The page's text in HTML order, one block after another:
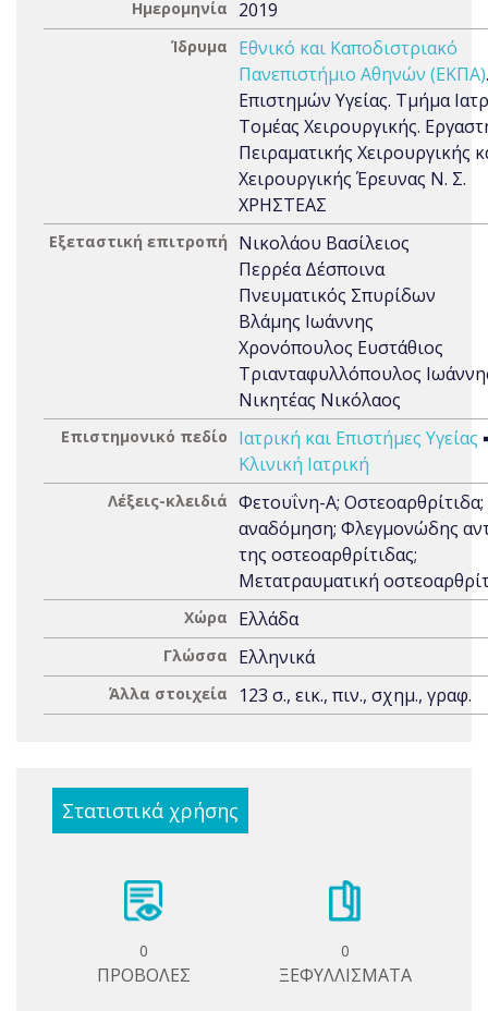
Ημερομηνία 2019
Ίδρυμα
Εθνικό και Καποδιστριακό
Πανεπιστήμιο Αθηνών (ΕΚΠΑ)
Επιστημών Υγείας. Τμήμα
Τομέας Χειρουργικής.
Πειραματικής Χειρουργικής
Χειρουργικής Έρευνας Ν. Σ.
ΧΡΗΣΤΕΑΣ
Εξεταστική επιτροπή
Νικολάου Βασίλειος
Περρέα Δέσποινα
Πνευματικός Σπυρίδων
Βλάμης Ιωάννης
Χρονόπουλος Ευστάθιος
Τριανταφυλλόπουλος
Νικητέας Νικόλαος
Επιστημονικό πεδίο Ιατρική και Επιστήμες Υγείας
Κλινική Ιατρική
Λέξεις-κλειδιά Φετουΐνη-Α;
αναδόμηση; Φλεγµονώδης
της οστεοαρθρίτιδας;
Μετατραυµατική
Χώρα Ελλάδα
Γλώσσα Ελληνικά
Άλλα στοιχεία 123 σ., εικ., πιν., σχημ., γραφ.
Στατιστικά χρήσης
0
ΠΡΟΒΟΛΕΣ
0
ΞΕΦΥΛΛΙΣΜΑΤΑ